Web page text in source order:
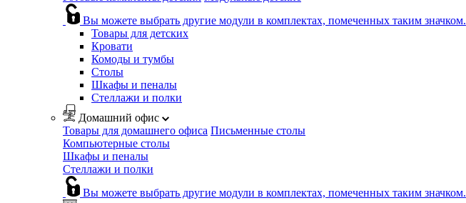
Вы можете выбрать другие модули в комплектах, помеченных таким значком.
Товары для детских
Кровати
Комоды и тумбы
Столы
Шкафы и пеналы
Стеллажи и полки
Домашний офис
Товары для домашнего офиса Письменные столы
Компьютерные столы
Шкафы и пеналы
Стеллажи и полки
Вы можете выбрать другие модули в комплектах, помеченных таким значком.